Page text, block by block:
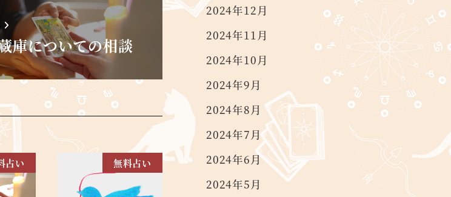
庫についての相談
占い 無料占い
2024年12月
2024年11月
2024年10月
2024年9月
2024年8月
2024年7月
2024年6月
2024年5月